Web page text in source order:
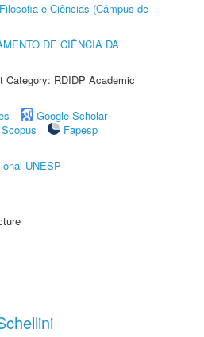
e Ciências (Câmpus de
DE CIÊNCIA DA
Category: RDIDP Academic
Google Scholar
Scopus
Fapesp
UNESP